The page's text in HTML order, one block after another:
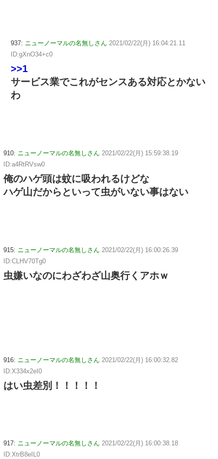
937: ニューノーマルの名無しさん 2021/02/22(月) 16:04:21.11
ID:gXnO34+c0
>>1
サービス業でこれがセンスある対応とかない
わ
910: ニューノーマルの名無しさん 2021/02/22(月) 15:59:38.19
ID:a4RtRVsw0
俺のハゲ頭は蚊に吸われるけどな
ハゲ山だからといって虫がいない事はない
915: ニューノーマルの名無しさん 2021/02/22(月) 16:00:26.39
ID:CLHV70Tg0
虫嫌いなのにわざわざ山奥行くアホｗ
916: ニューノーマルの名無しさん 2021/02/22(月) 16:00:32.82
ID:X334x2eI0
はい虫差別！！！！！
917: ニューノーマルの名無しさん 2021/02/22(月) 16:00:38.18
ID:XtrB8eIL0